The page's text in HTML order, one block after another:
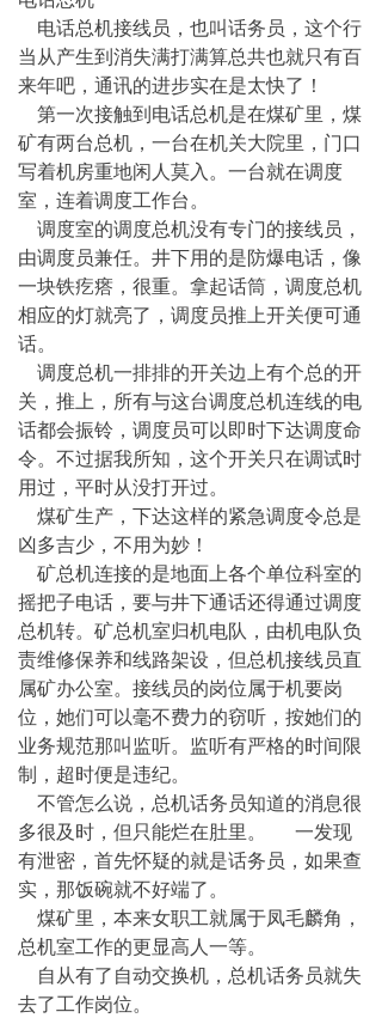
电话总机接线员，也叫话务员，这个行
当从产生到消失满打满算总共也就只有百
来年吧，通讯的进步实在是太快了！
第一次接触到电话总机是在煤矿里，煤
矿有两台总机，一台在机关大院里，门口
写着机房重地闲人莫入。一台就在调度
室，连着调度工作台。
调度室的调度总机没有专门的接线员，
由调度员兼任。井下用的是防爆电话，像
一块铁疙瘩，很重。拿起话筒，调度总机
相应的灯就亮了，调度员推上开关便可通
话。
调度总机一排排的开关边上有个总的开
关，推上，所有与这台调度总机连线的电
话都会振铃，调度员可以即时下达调度命
令。不过据我所知，这个开关只在调试时
用过，平时从没打开过。
煤矿生产，下达这样的紧急调度令总是
凶多吉少，不用为妙！
矿总机连接的是地面上各个单位科室的
摇把子电话，要与井下通话还得通过调度
总机转。矿总机室归机电队，由机电队负
责维修保养和线路架设，但总机接线员直
属矿办公室。接线员的岗位属于机要岗
位，她们可以毫不费力的窃听，按她们的
业务规范那叫监听。监听有严格的时间限
制，超时便是违纪。
不管怎么说，总机话务员知道的消息很
多很及时，但只能烂在肚里。 一发现
有泄密，首先怀疑的就是话务员，如果查
实，那饭碗就不好端了。
煤矿里，本来女职工就属于凤毛麟角，
总机室工作的更显高人一等。
自从有了自动交换机，总机话务员就失
去了工作岗位。